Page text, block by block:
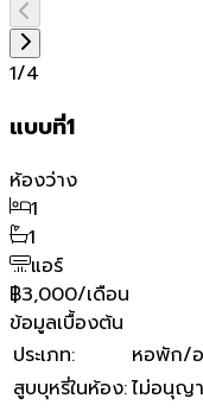
1/4
แบบที่1
ห้องว่าง
1
1
แอร์
฿3,000/เดือน
ข้อมูลเบื้องต้น
ประเภท: หอพัก/อ
สูบบุหรี่ในห้อง:ไม่อนุญ